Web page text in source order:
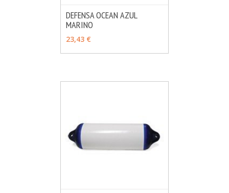
VER OPCIONES
DEFENSA OCEAN AZUL
MARINO
23,43 €